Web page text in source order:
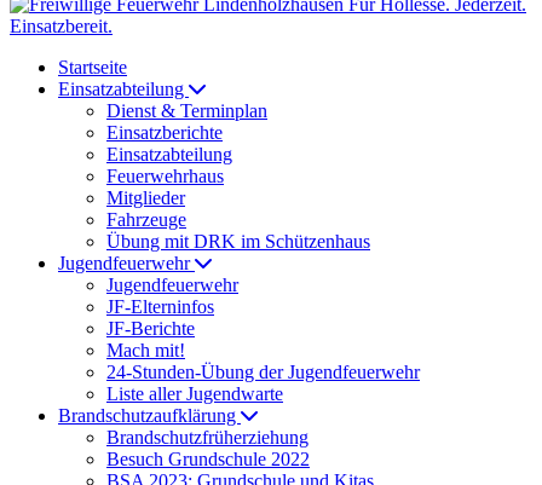
Startseite
Einsatzabteilung
Dienst & Terminplan
Einsatzberichte
Einsatzabteilung
Feuerwehrhaus
Mitglieder
Fahrzeuge
Übung mit DRK im Schützenhaus
Jugendfeuerwehr
Jugendfeuerwehr
JF-Elterninfos
JF-Berichte
Mach mit!
24-Stunden-Übung der Jugendfeuerwehr
Liste aller Jugendwarte
Brandschutzaufklärung
Brandschutzfrüherziehung
Besuch Grundschule 2022
BSA 2023: Grundschule und Kitas